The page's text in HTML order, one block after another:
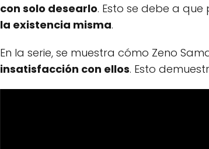
con solo desearlo. Esto se debe a que
la existencia misma.
En la serie, se muestra cómo Zeno
insatisfacción con ellos. Esto